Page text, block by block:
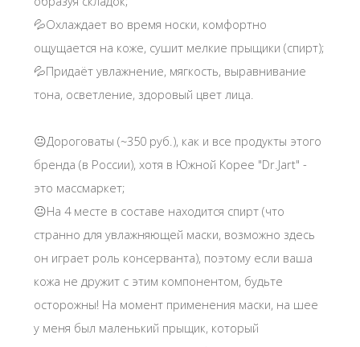
💦Хорошо распределяется на лице, почти не
образуя складок;
💦Охлаждает во время носки, комфортно
ощущается на коже, сушит мелкие прыщики (спирт);
💦Придаёт увлажнение, мягкость, выравнивание
😐Дороговаты (~350 руб.), как и все продукты этого
бренда (в России), хотя в Южной Корее "Dr.Jart" -
это массмаркет;
😐На 4 месте в составе находится спирт (что
странно для увлажняющей маски, возможно здесь
он играет роль консерванта), поэтому если ваша
кожа не дружит с этим компонентом, будьте
осторожны! На момент применения маски, на шее